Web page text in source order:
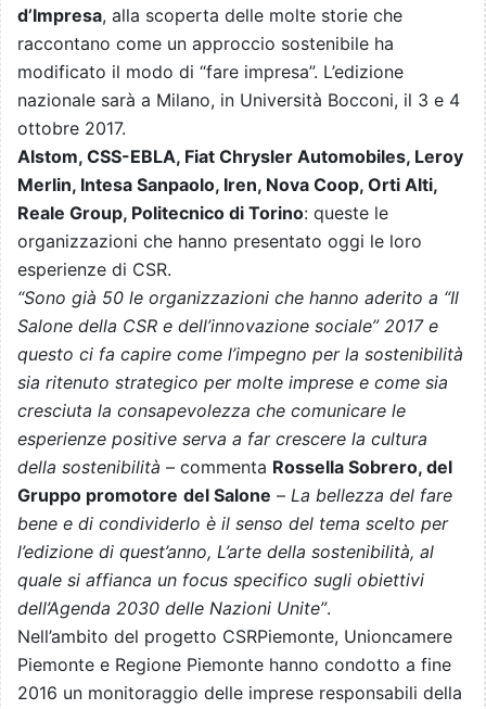
d’Impresa, alla scoperta delle molte storie che
raccontano come un approccio sostenibile ha
modificato il modo di “fare impresa”. L’edizione
nazionale sarà a Milano, in Università Bocconi, il 3 e 4
ottobre 2017.
Alstom, CSS-EBLA, Fiat Chrysler Automobiles, Leroy
Merlin, Intesa Sanpaolo, Iren, Nova Coop, Orti Alti,
Reale Group, Politecnico di Torino: queste le
organizzazioni che hanno presentato oggi le loro
esperienze di CSR.
“Sono già 50 le organizzazioni che hanno aderito a “Il
Salone della CSR e dell’innovazione sociale” 2017 e
questo ci fa capire come l’impegno per la sostenibilità
sia ritenuto strategico per molte imprese e come sia
cresciuta la consapevolezza che comunicare le
esperienze positive serva a far crescere la cultura
della sostenibilità – commenta Rossella Sobrero, del
Gruppo promotore del Salone – La bellezza del fare
bene e di condividerlo è il senso del tema scelto per
l’edizione di quest’anno, L’arte della sostenibilità, al
quale si affianca un focus specifico sugli obiettivi
dell’Agenda 2030 delle Nazioni Unite”.
Nell’ambito del progetto CSRPiemonte, Unioncamere
Piemonte e Regione Piemonte hanno condotto a fine
2016 un monitoraggio delle imprese responsabili della